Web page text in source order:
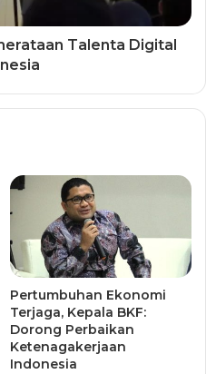
Talenta Digital
Pertumbuhan Ekonomi
Terjaga, Kepala BKF:
Dorong Perbaikan
Ketenagakerjaan
Indonesia